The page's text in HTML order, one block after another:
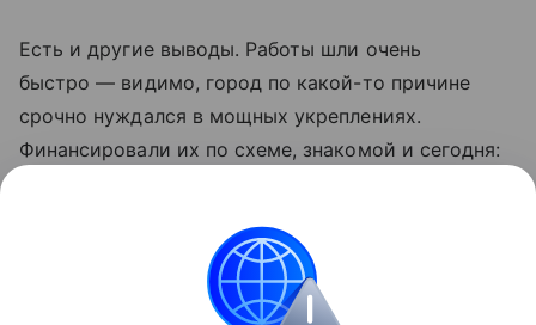
Есть и другие выводы. Работы шли очень
быстро — видимо, город по какой-то причине
срочно нуждался в мощных укреплениях.
Финансировали их по схеме, знакомой и сегодня:
частные благотворители.